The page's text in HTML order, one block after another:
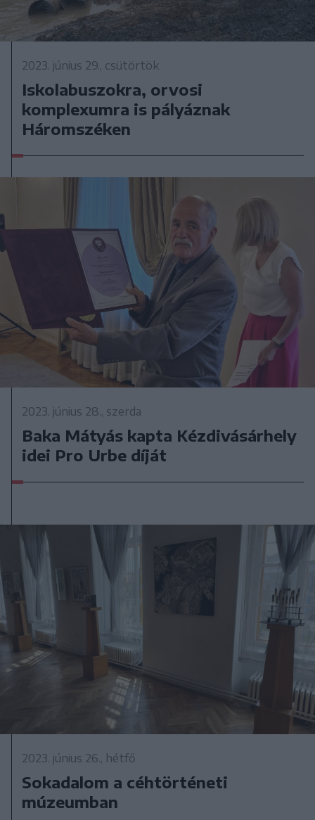
2023. június 29., csütörtök
Iskolabuszokra, orvosi
komplexumra is pályáznak
Háromszéken
2023. június 28., szerda
Baka Mátyás kapta Kézdivásárhely
idei Pro Urbe díját
2023. június 26., hétfő
Sokadalom a céhtörténeti
múzeumban